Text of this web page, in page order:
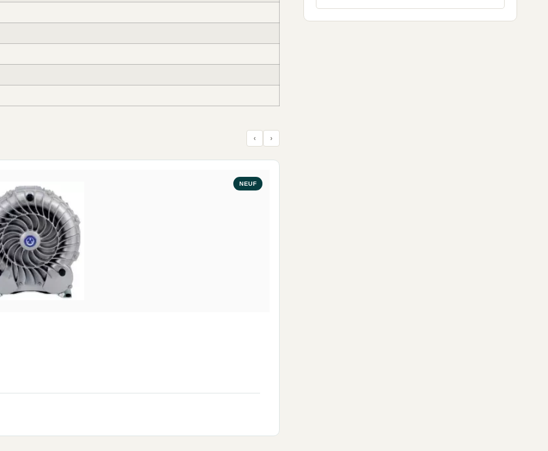
‹ ›
NEUF